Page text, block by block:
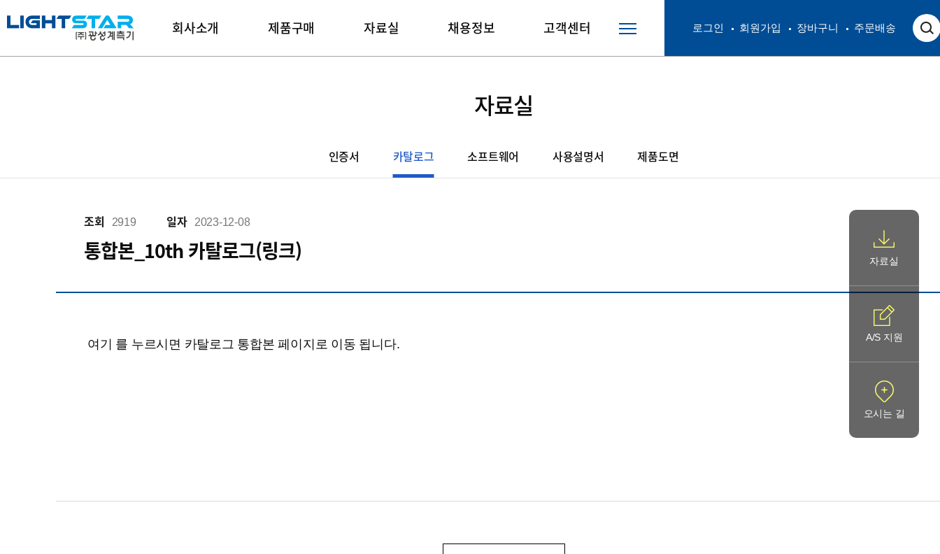
회사소개 제품구매 자료실 채용정보 고객센터 로그인 회원가입 장바구니 주문배송
자료실
인증서 카탈로그 소프트웨어 사용설명서 제품도면
조회 2919 일자 2023-12-08
통합본_10th 카탈로그(링크)
여기 를 누르시면 카탈로그 통합본 페이지로 이동 됩니다.
자료실
A/S 지원
오시는 길